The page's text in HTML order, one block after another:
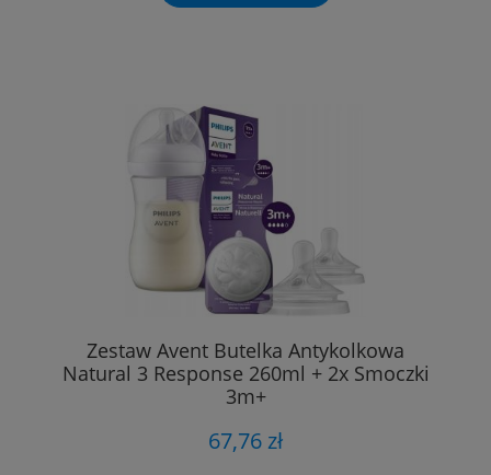
Zestaw Avent Butelka Antykolkowa
Natural 3 Response 260ml + 2x Smoczki
3m+
67,76 zł